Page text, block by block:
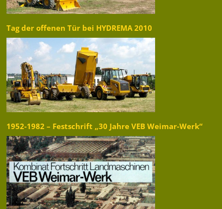
Tag der offenen Tür bei HYDREMA 2010
1952-1982 – Festschrift „30 Jahre VEB Weimar-Werk“